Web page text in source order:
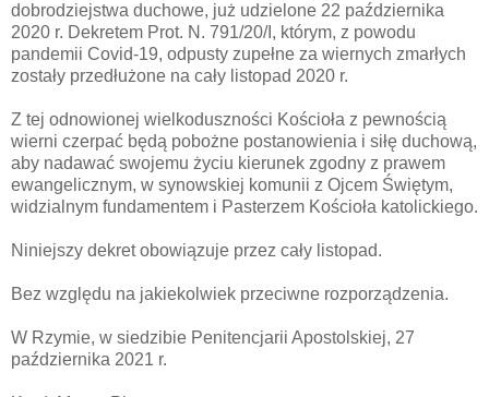
dobrodziejstwa duchowe, już udzielone 22 października
2020 r. Dekretem Prot. N. 791/20/I, którym, z powodu
pandemii Covid-19, odpusty zupełne za wiernych zmarłych
zostały przedłużone na cały listopad 2020 r.
Z tej odnowionej wielkoduszności Kościoła z pewnością
wierni czerpać będą pobożne postanowienia i siłę duchową,
aby nadawać swojemu życiu kierunek zgodny z prawem
ewangelicznym, w synowskiej komunii z Ojcem Świętym,
widzialnym fundamentem i Pasterzem Kościoła katolickiego.
Niniejszy dekret obowiązuje przez cały listopad.
Bez względu na jakiekolwiek przeciwne rozporządzenia.
W Rzymie, w siedzibie Penitencjarii Apostolskiej, 27
października 2021 r.